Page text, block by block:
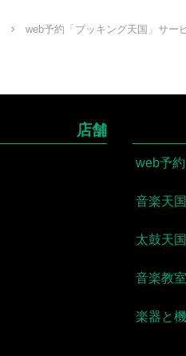
web予約「ブッキング天国」サー
店舗
web予
音楽天国
太鼓天国
音楽教
楽器と